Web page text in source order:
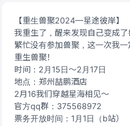
【重生兽聚2024—星途彼岸】
我重生了，醒来发现自己变成
繁忙没有参加兽聚，这一次我
重生兽聚！
时间：2月15日～2月17日
地点：郑州喆鹏酒店
2月16我们穿越星海相见～
官方qq群：375568972
票务开放时间：1月1日（b站）